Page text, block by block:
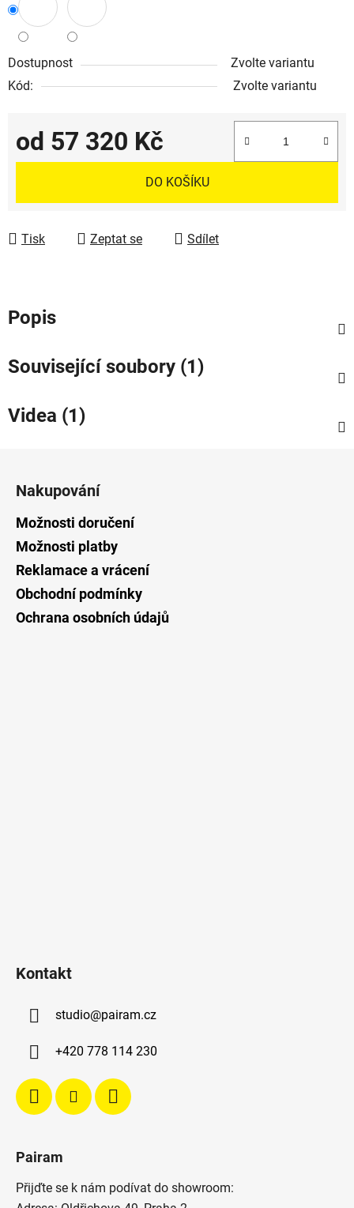
Dostupnost
Zvolte variantu
Kód:
Zvolte variantu
od 57 320 Kč
Měrná cena:
DO KOŠÍKU
Tisk Zeptat se Sdílet
Popis
Související soubory (1)
Videa (1)
Nakupování
Možnosti doručení
Možnosti platby
Reklamace a vrácení
Obchodní podmínky
Ochrana osobních údajů
Kontakt
studio@pairam.cz
+420 778 114 230
Pairam
Přijďte se k nám podívat do showroom: